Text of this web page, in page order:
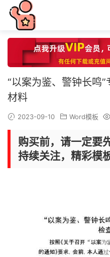
“以案为鉴、警钟长鸣
材料
2023-09-10 Word模板
购买前，请一定要
持续关注，精彩模